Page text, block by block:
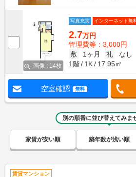
画像 : 14枚
写真充実 インターネット無
2.7万円
管理費等：3,000円
敷
1ヶ月 礼
なし
1階
1K 17.95㎡
空室確認 無料
別の順番に並び替えてみま
家賃が安い順 築年数が浅い順
賃貸マンション